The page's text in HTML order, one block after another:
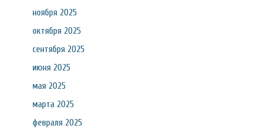
ноября 2025
октября 2025
сентября 2025
июня 2025
мая 2025
марта 2025
февраля 2025